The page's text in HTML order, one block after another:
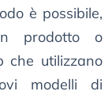
è possibile,
prodotto o
che utilizzano
modelli di